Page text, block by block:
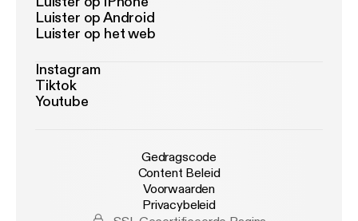
Luister op Android
Luister op het web
Instagram
Tiktok
Youtube
Gedragscode
Content Beleid
Voorwaarden
Privacybeleid